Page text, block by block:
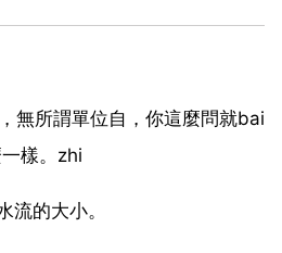
無所謂單位自，你這麼問就bai
樣。zhi
流的大小。